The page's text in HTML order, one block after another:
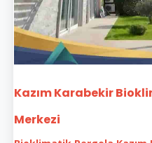
Kazım Karabekir
Merkezi